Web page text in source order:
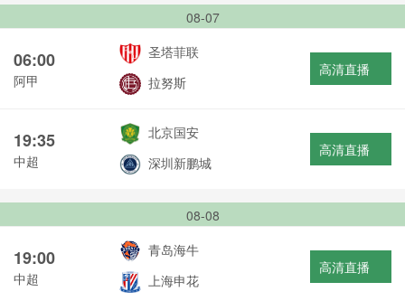
08-07
06:00
阿甲
圣塔菲联
拉努斯
高清直播
19:35
中超
北京国安
深圳新鹏城
高清直播
08-08
19:00
中超
青岛海牛
上海申花
高清直播